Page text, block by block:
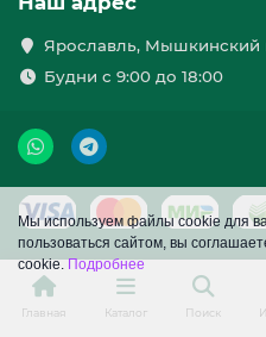
Мы используем файлы cookie для
пользоваться сайтом, вы
cookie.Подробнее
Ярославль, Мышкинский
Будни с 9:00 до 18:00
Главная Каталог Поиск